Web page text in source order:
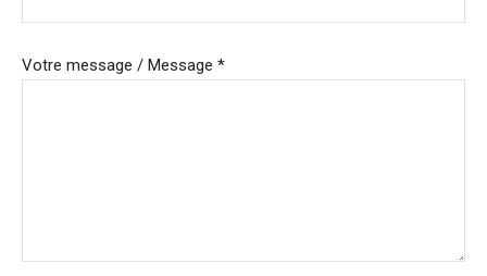
Votre message / Message *